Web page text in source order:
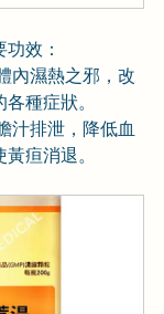
效：
內濕熱之邪，改
種症狀。
汁排泄，降低血
疸消退。